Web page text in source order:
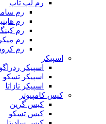
رم لپ تاپ
رم
رم
رم
رم
رم
اسپیکر
اسپیکر
اسپیکر تسکو
اسپیکر تازاتا
کیس کامپیوتر
کیس گرین
کیس تسکو